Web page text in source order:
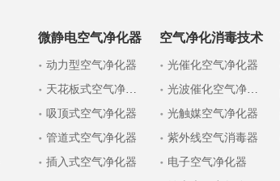
微静电空气净化器
动力型空气净化器
天花板式空气净化器
吸顶式空气净化器
管道式空气净化器
插入式空气净化器
空气净化消毒技术
光催化空气净化器
光波催化空气净化器
光触媒空气净化器
紫外线空气消毒器
电子空气净化器